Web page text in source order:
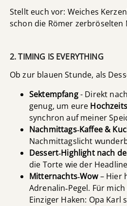
Stellt euch vor: Weiches
schon die Römer
2. TIMING IS EVERYTHING
Ob zur blauen Stunde, als
Sektempfang- Direkt
genug, um eure
synchron auf meiner
Nachmittags‑Kaffee &
Nachmittagslicht
Dessert‑Highlight nach
die Torte wie der
Mitternachts‑Wow– Hier
Adrenalin‑Pegel. Für
Einziger Haken: Opa